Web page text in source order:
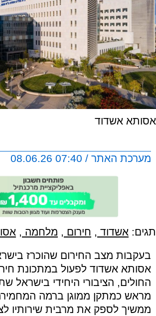
אסותא אשדוד
מערכת האתר / 07:40 08.06.26
תגים: אשדוד , חירום , מלחמה ,
בעקבות מצב החירום שהוכרז
אסותא אשדוד לפעול במתכונת
החולים, הציבורי היחידי בישראל
מראש כמתקן ממוגן ברמה
ממשיך לספק את מרבית שירותיו